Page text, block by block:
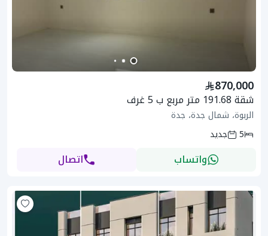
870,000
شقة 191.68 متر مربع ب 5 غرف
الربوة، شمال جدة، جدة
5
جديد
واتساب اتصال